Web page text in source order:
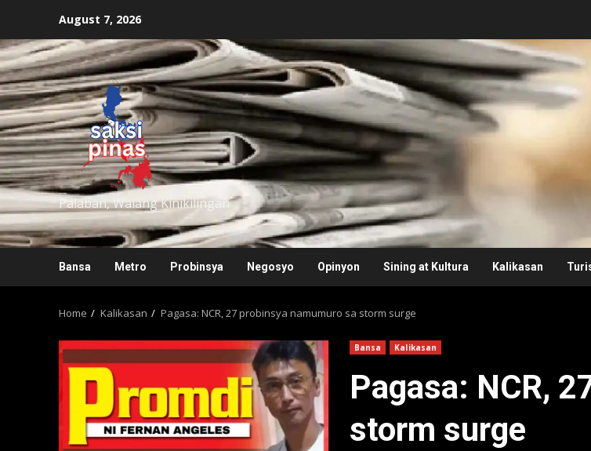
content
August 7, 2026
Palaban, Walang Kinikilingan
Bansa Metro Probinsya Negosyo Opinyon Sining at Kultura Kalikasan
Home Kalikasan Pagasa: NCR, 27 probinsya namumuro sa storm surge
Bansa Kalikasan
Pagasa: NCR,
storm surge